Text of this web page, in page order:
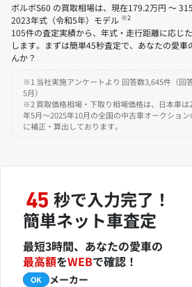
ボルボS60 の買取相場は、現在179.2万円 ～
2023年式（令和5年）モデル ※2
105件の査定実績から、年式・走行距離に応じ
します。まずは簡単45秒査定で、あなたの愛
んか？
※1 当社実施アンケートより 回答数3,645件（回
5月）
※2 買取価格相場・下取り相場価格は、日本車は
年5月～2025年10月の全国の中古車オークショ
に補正・算出しております。
45 秒で入力完了！
簡単ネット車査定
最短3時間、あなたの愛車の
最高額をWEBで確認！
必須 メーカー
OK